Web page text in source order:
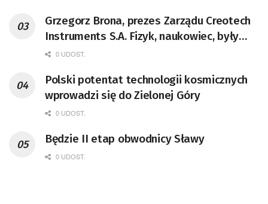
Grzegorz Brona, prezes Zarządu Creotech
Instruments S.A. Fizyk, naukowiec, były
pracownik CERN w Genewie,
doktor habilitowany nauk fizycznych,
koordynator Rady Sektorowej ds.
Kompetencji Przemysłu Lotniczo-
Badań Kosmicznych i Satelitarnych PAN.
0 UDOST.
Polski potentat technologii kosmicznych
wprowadzi się do Zielonej Góry
0 UDOST.
Będzie II etap obwodnicy Sławy
0 UDOST.